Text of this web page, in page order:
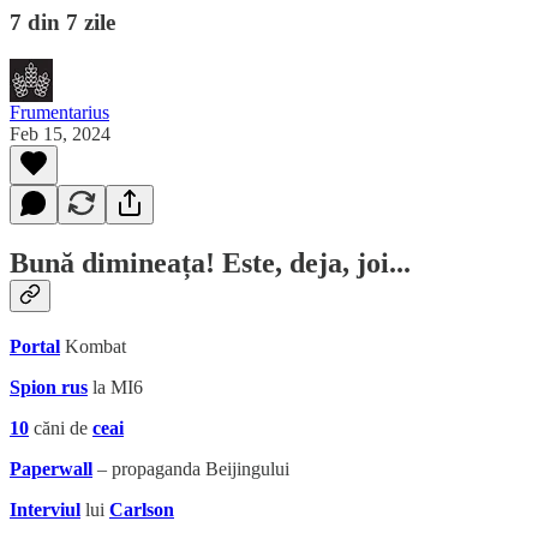
7 din 7 zile
Frumentarius
Feb 15, 2024
Bună dimineața! Este, deja, joi...
Portal Kombat
Spion rus la MI6
10 căni de ceai
Paperwall – propaganda Beijingului
Interviul lui Carlson